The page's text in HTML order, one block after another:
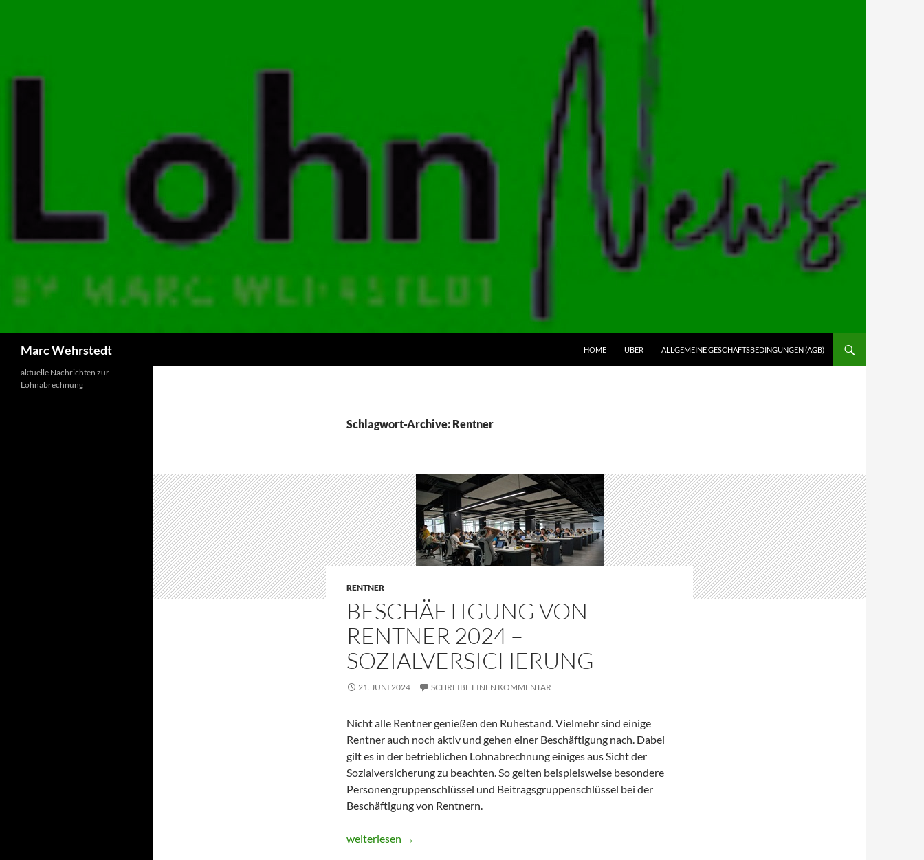
Marc Wehrstedt
HOME
ÜBER ALLGEMEINE GESCHÄFTSBEDINGUNGEN (AGB)
Schlagwort-Archive: Rentner
RENTNER
BESCHÄFTIGUNG VON
RENTNER 2024 –
SOZIALVERSICHERUNG
21. JUNI 2024 SCHREIBE EINEN KOMMENTAR
Nicht alle Rentner genießen den Ruhestand. Vielmehr sind einige
Rentner auch noch aktiv und gehen einer Beschäftigung nach. Dabei
gilt es in der betrieblichen Lohnabrechnung einiges aus Sicht der
Sozialversicherung zu beachten. So gelten beispielsweise besondere
Personengruppenschlüssel und Beitragsgruppenschlüssel bei der
Beschäftigung von Rentnern.
Beschäftigung von Rentner 2024 – Sozialversicherung
weiterlesen →
aktuelle Nachrichten zur
Lohnabrechnung